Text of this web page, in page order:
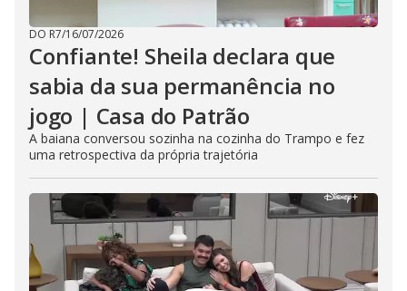
DO R7/16/07/2026
Confiante! Sheila declara que
sabia da sua permanência no
jogo | Casa do Patrão
A baiana conversou sozinha na cozinha do Trampo e fez
uma retrospectiva da própria trajetória